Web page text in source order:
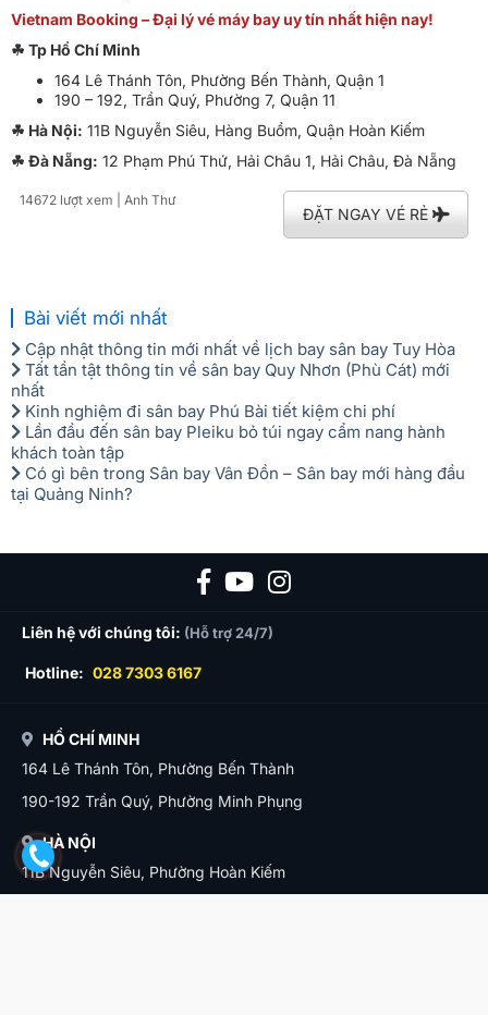
Vietnam Booking – Đại lý vé máy bay uy tín nhất hiện nay!
☘ Tp Hồ Chí Minh
164 Lê Thánh Tôn, Phường Bến Thành, Quận 1
190 – 192, Trần Quý, Phường 7, Quận 11
☘ Hà Nội: 11B Nguyễn Siêu, Hàng Buồm, Quận Hoàn Kiếm
☘ Đà Nẵng: 12 Phạm Phú Thứ, Hải Châu 1, Hải Châu, Đà Nẵng
14672 lượt xem | Anh Thư
ĐẶT NGAY VÉ RẺ
Bài viết mới nhất
Cập nhật thông tin mới nhất về lịch bay sân bay Tuy Hòa
Tất tần tật thông tin về sân bay Quy Nhơn (Phù Cát) mới
nhất
Kinh nghiệm đi sân bay Phú Bài tiết kiệm chi phí
Lần đầu đến sân bay Pleiku bỏ túi ngay cẩm nang hành
khách toàn tập
Có gì bên trong Sân bay Vân Đồn – Sân bay mới hàng đầu
tại Quảng Ninh?
Liên hệ với chúng tôi: (Hỗ trợ 24/7)
Hotline: 028 7303 6167
HỒ CHÍ MINH
164 Lê Thánh Tôn, Phường Bến Thành
190-192 Trần Quý, Phường Minh Phụng
HÀ NỘI
11B Nguyễn Siêu, Phường Hoàn Kiếm